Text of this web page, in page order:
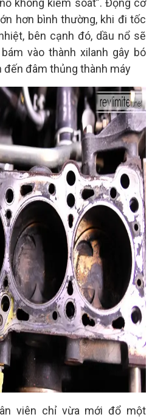
không kiểm soát”. Động cơ
hơn bình thường, khi đi tốc
bên cạnh đó, dầu nổ sẽ
vào thành xilanh gây bó
đến đâm thủng thành máy
viên chỉ vừa mới đổ một